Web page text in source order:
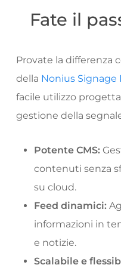
Fate il
Provate la differenza
della Nonius Signage
facile utilizzo
gestione della
Potente CMS:
contenuti senza
su cloud.
Feed dinamici:
informazioni in
e notizie.
Scalabile e